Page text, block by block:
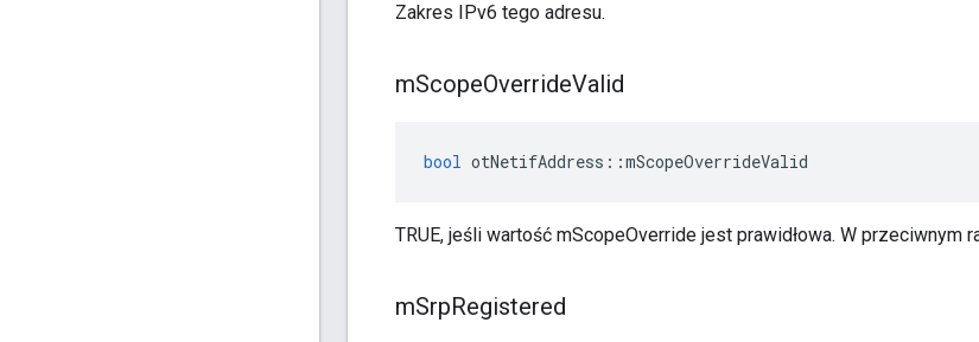
Zakres IPv6 tego adresu.
mScopeOverrideValid
bool otNetifAddress ::mScopeOverrideValid
TRUE, jeśli wartość mScopeOverride jest prawidłowa. W przeciwnym
mSrpRegistered